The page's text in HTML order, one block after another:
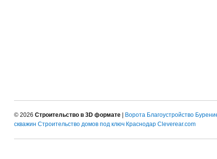
© 2026 Строительство в 3D формате | Ворота Благоустройство
скважин Строительство домов под ключ Краснодар Cleverear.com